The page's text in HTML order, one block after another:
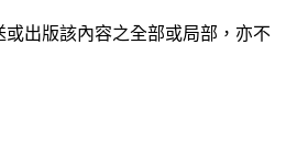
或出版該內容之全部或局部，亦不